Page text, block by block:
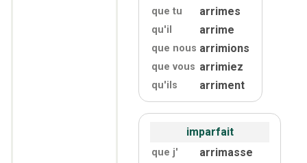
que tu arrimes
qu'il arrime
que nous arrimions
que vous arrimiez
qu'ils arriment
imparfait
que j' arrimasse